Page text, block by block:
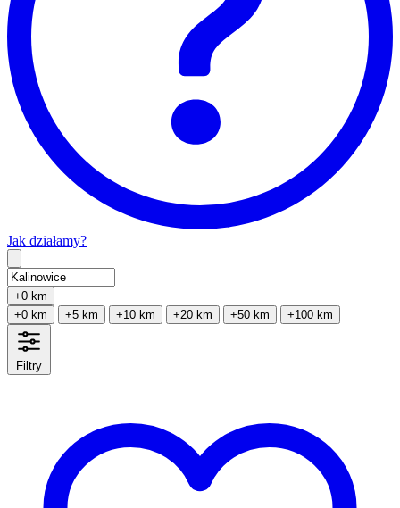
Jak działamy?
+0 km
+0 km
+5 km +10 km +20 km +50 km +100 km
Filtry